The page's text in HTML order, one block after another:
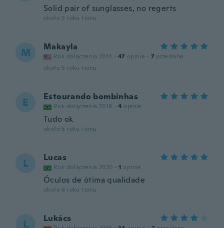
Solid pair of sunglasses, no regerts
około 5 roku temu
M Makayla
Rok dołączenia 2014 · 47 opinie · 7 przesłane
około 5 roku temu
E Estourando bombinhas
Rok dołączenia 2019 · 4 opinie
Tudo ok
około 5 roku temu
L Lucas
Rok dołączenia 2020 · 1 opinie
Óculos de ótima qualidade
około 6 roku temu
L Lukács